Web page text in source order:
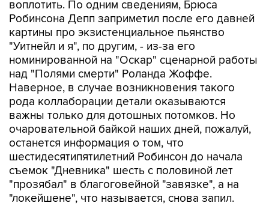
воплотить. По одним сведениям, Брюса
Робинсона Депп заприметил после его давней
картины про экзистенциальное пьянство
"Уитнейл и я", по другим, - из-за его
номинированной на "Оскар" сценарной работы
над "Полями смерти" Роланда Жоффе.
Наверное, в случае возникновения такого
рода коллаборации детали оказываются
важны только для дотошных потомков. Но
очаровательной байкой наших дней, пожалуй,
останется информация о том, что
шестидесятипятилетний Робинсон до начала
съемок "Дневника" шесть с половиной лет
"прозябал" в благоговейной "завязке", а на
"локейшене", что называется, снова запил.